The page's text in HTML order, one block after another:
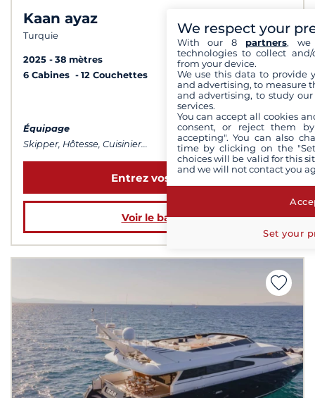
Kaan ayaz
Turquie
2025
38 mètres
6 Cabines
12 Couchettes
à partir de 31 500 €
Équipage
Skipper, Hôtesse, Cuisinier...
Entrez vos dates
Voir le bateau
We respect your
With our 8 partners, we
technologies to collect
from your device.
We use this data to provide
and advertising, to measure
and advertising, to study
services.
You can accept all cookies
consent, or reject them
accepting". You can also
time by clicking on the
choices will be valid for this
and we will not contact you
Set your